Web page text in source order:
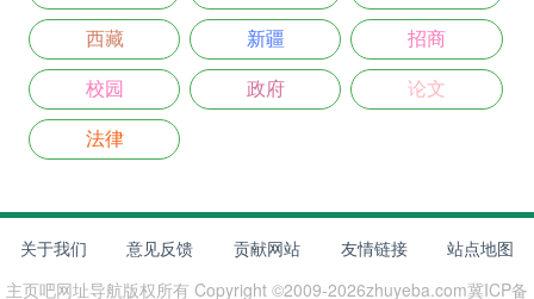
西藏 新疆 招商
校园 政府 论文
法律
关于我们 意见反馈 贡献网站 友情链接
站点地图
主页吧网址导航版权所有 Copyright ©2009-2026zhuyeba.com冀ICP备